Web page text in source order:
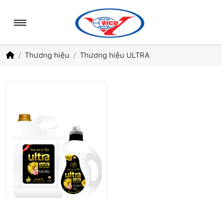
Thương hiệu Thương hiệu ULTRA